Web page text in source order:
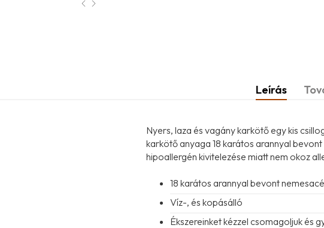
Leírás
Nyers, laza és vagány karkötő egy kis
karkötő anyaga 18 karátos arannyal
hipoallergén kivitelezése miatt nem okoz
18 karátos arannyal bevont
Víz-, és kopásálló
Ékszereinket kézzel csomagoljuk és